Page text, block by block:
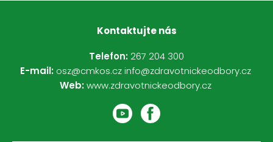
Kontaktujte nás
Telefon: 267 204 300
E-mail: osz@cmkos.cz info@zdravotnickeodbory.cz
Web:www.zdravotnickeodbory.cz